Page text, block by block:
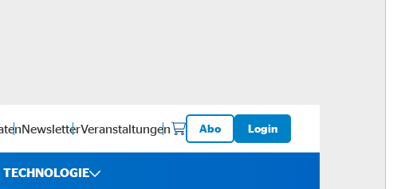
NewsletterVeranstaltungen Abo Login
TECHNOLOGIE